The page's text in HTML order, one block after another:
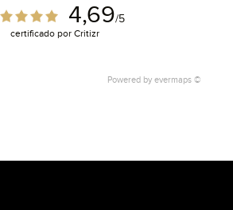
4,69/5
certificado por Critizr
Powered by evermaps ©